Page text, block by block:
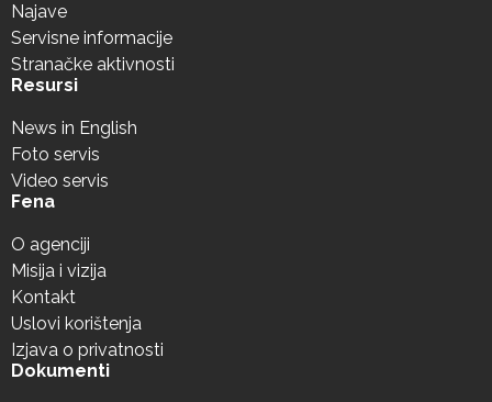
Najave
Servisne informacije
Stranačke aktivnosti
Resursi
News in English
Foto servis
Video servis
Fena
O agenciji
Misija i vizija
Kontakt
Uslovi korištenja
Izjava o privatnosti
Dokumenti